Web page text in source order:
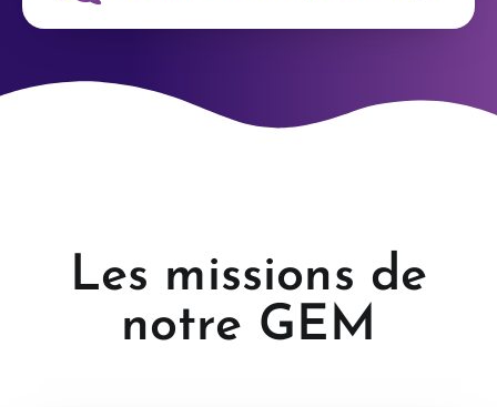
Les missions de
notre GEM